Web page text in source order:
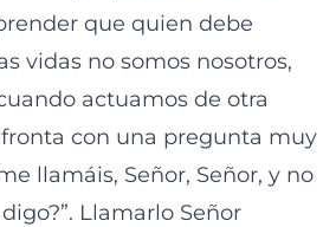
que quien debe
vidas no somos nosotros,
actuamos de otra
con una pregunta muy
llamáis, Señor, Señor, y no
Llamarlo Señor